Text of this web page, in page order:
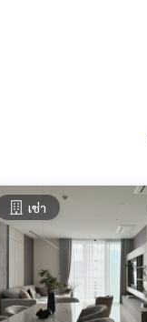
เช่า